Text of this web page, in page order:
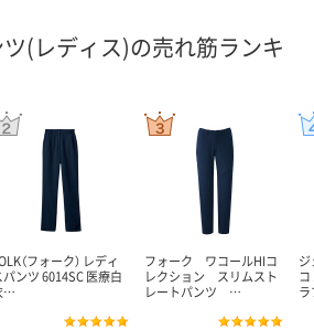
(レディス)の売れ筋ランキ
（フォーク） レディ
パンツ 6014SC 医療白
…
フォーク ワコールHIコ
レクション スリムスト
レートパンツ …
コ